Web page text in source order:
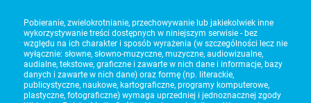
Pobieranie, zwielokrotnianie, przechowywanie lub jakiekolwiek inne
wykorzystywanie treści dostępnych w niniejszym serwisie - bez
względu na ich charakter i sposób wyrażenia (w szczególności lecz nie
wyłącznie: słowne, słowno-muzyczne, muzyczne, audiowizualne,
audialne, tekstowe, graficzne i zawarte w nich dane i informacje, bazy
danych i zawarte w nich dane) oraz formę (np. literackie,
publicystyczne, naukowe, kartograficzne, programy komputerowe,
plastyczne, fotograficzne) wymaga uprzedniej i jednoznacznej zgody